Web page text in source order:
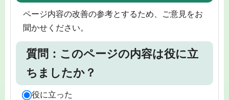
ページ内容の改善の参考とするため、ご意見をお
聞かせください。
質問：このページの内容は役に立
ちましたか？
役に立った